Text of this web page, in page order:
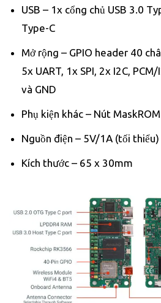
USB – 1x cổng chủ USB 3.0
Type-C
Mở rộng – GPIO header 40
5x UART, 1x SPI, 2x I2C,
và GND
Phụ kiện khác – Nút MaskROM
Nguồn điện – 5V/1A (tối thiểu)
Kích thước – 65 x 30mm